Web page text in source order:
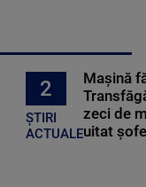
2
ȘTIRI
ACTUALE
Mașină
zeci de
uitat